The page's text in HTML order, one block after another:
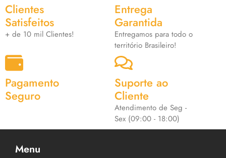
Clientes
Satisfeitos
+ de 10 mil Clientes!
Entrega
Garantida
Entregamos para todo o
território Brasileiro!
Pagamento
Seguro
Suporte ao
Cliente
Atendimento de Seg -
Sex (09:00 - 18:00)
Menu